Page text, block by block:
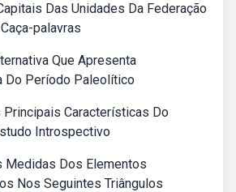
Das Unidades Da Federação
palavras
Que Apresenta
Do Período Paleolítico
Principais Características Do
Introspectivo
Medidas Dos Elementos
Nos Seguintes Triângulos